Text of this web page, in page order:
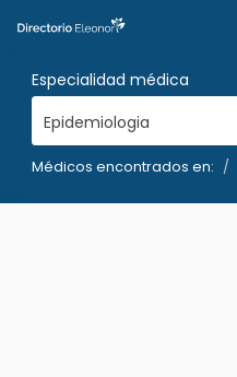
Especialidad médica
Epidemiologia
Médicos encontrados en: